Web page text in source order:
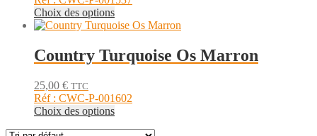
peuvent
être
choisies
la
page
produit
Choix des optionsCe
produit
plusieurs
variations.
peuvent
être
choisies
Country Turquoise Os Marron
25,00 € TTC
Réf : CWC-P-001602
Choix des optionsCe